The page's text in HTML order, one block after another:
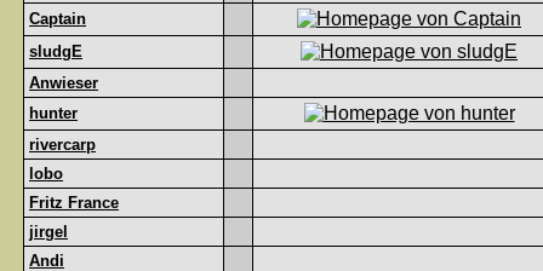
Captain
sludgE
Anwieser
hunter
rivercarp
lobo
Fritz France
jirgel
Andi